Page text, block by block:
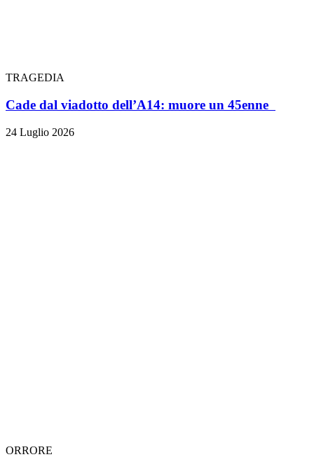
TRAGEDIA
Cade dal viadotto dell’A14: muore un 45enne
24 Luglio 2026
ORRORE